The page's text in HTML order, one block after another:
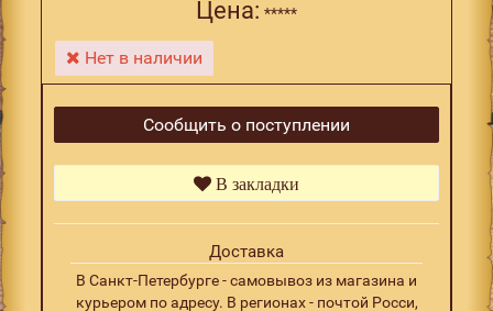
Цена: *****
Нет в наличии
Сообщить о поступлении
В закладки
Доставка
В Санкт-Петербурге - самовывоз из магазина и
курьером по адресу. В регионах - почтой Росси,